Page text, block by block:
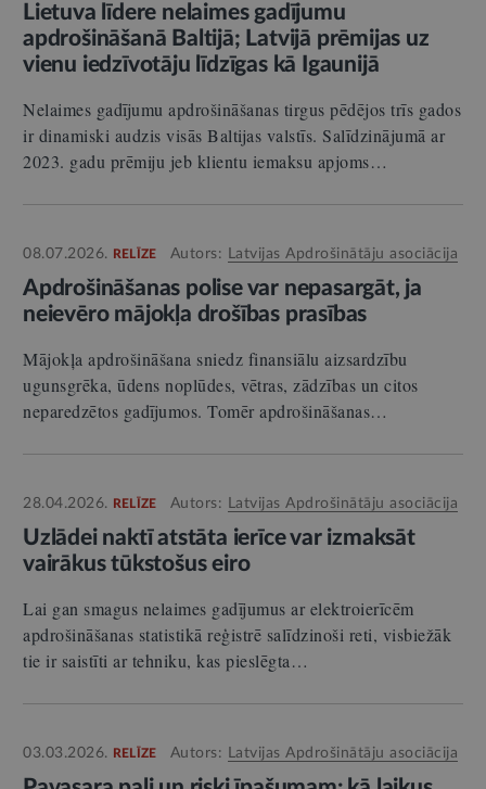
Lietuva līdere nelaimes gadījumu
apdrošināšanā Baltijā; Latvijā prēmijas uz
vienu iedzīvotāju līdzīgas kā Igaunijā
Nelaimes gadījumu apdrošināšanas tirgus pēdējos trīs gados
ir dinamiski audzis visās Baltijas valstīs. Salīdzinājumā ar
2023. gadu prēmiju jeb klientu iemaksu apjoms…
08.07.2026. RELĪZE Autors: Latvijas Apdrošinātāju asociācija
Apdrošināšanas polise var nepasargāt, ja
neievēro mājokļa drošības prasības
Mājokļa apdrošināšana sniedz finansiālu aizsardzību
ugunsgrēka, ūdens noplūdes, vētras, zādzības un citos
neparedzētos gadījumos. Tomēr apdrošināšanas…
28.04.2026. RELĪZE Autors: Latvijas Apdrošinātāju asociācija
Uzlādei naktī atstāta ierīce var izmaksāt
vairākus tūkstošus eiro
Lai gan smagus nelaimes gadījumus ar elektroierīcēm
apdrošināšanas statistikā reģistrē salīdzinoši reti, visbiežāk
tie ir saistīti ar tehniku, kas pieslēgta…
03.03.2026. RELĪZE Autors: Latvijas Apdrošinātāju asociācija